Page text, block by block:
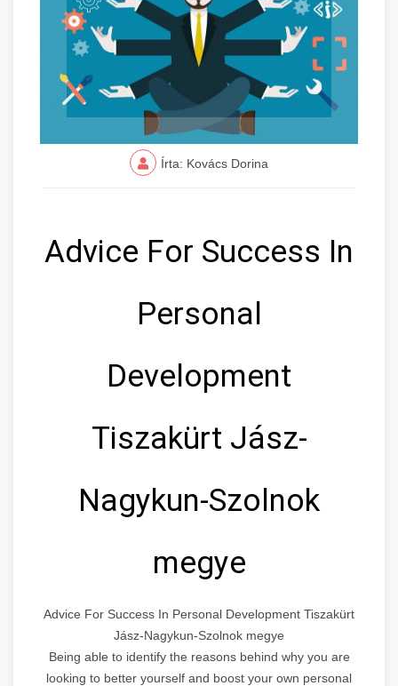
Írta: Kovács Dorina
Advice For Success In
Personal
Development
Tiszakürt Jász-
Nagykun-Szolnok
megye
Advice For Success In Personal Development Tiszakürt
Jász-Nagykun-Szolnok megye
Being able to identify the reasons behind why you are
looking to better yourself and boost your own personal